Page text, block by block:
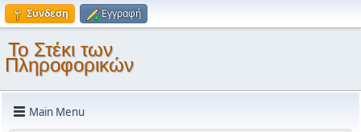
Σύνδεση Εγγραφή
Το Στέκι των
Πληροφορικών
Main Menu